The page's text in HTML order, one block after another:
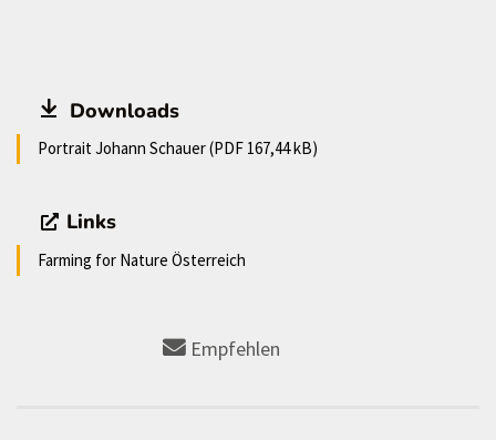
Downloads
Portrait Johann Schauer (PDF 167,44 kB)
Links
Farming for Nature Österreich
Empfehlen